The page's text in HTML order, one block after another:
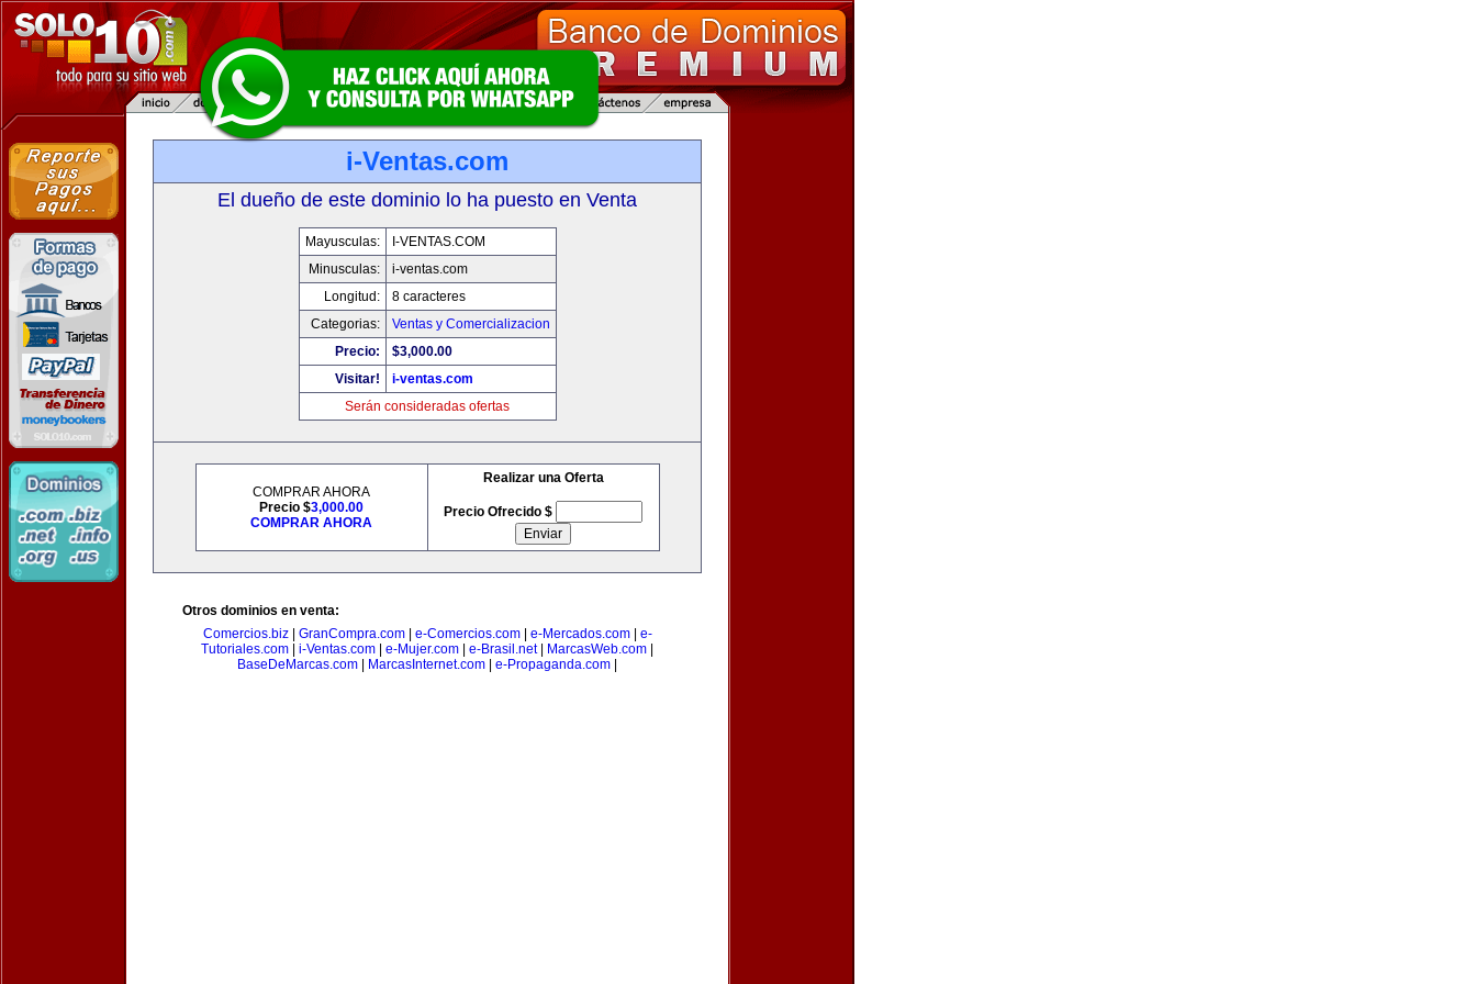
i-Ventas.com
El dueño de este dominio lo ha puesto en Venta
Mayusculas:
I-VENTAS.COM
Minusculas:
i-ventas.com
Longitud:
8 caracteres
Categorias:
Ventas y Comercializacion
Precio:
$3,000.00
Visitar!
i-ventas.com
Serán consideradas ofertas
COMPRAR AHORA
Precio $3,000.00
COMPRAR AHORA
Realizar una Oferta
Precio Ofrecido $
Otros dominios en venta:
Comercios.biz| GranCompra.com| e-Comercios.com| e-Mercados.com| e-
Tutoriales.com
i-Ventas.com e-Mujer.com e-Brasil.net| MarcasWeb.com
BaseDeMarcas.com
MarcasInternet.com e-Propaganda.com